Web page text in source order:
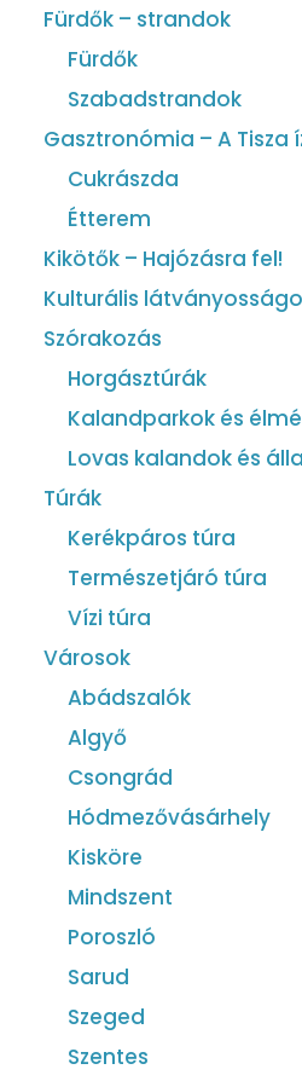
Fürdők – strandok
Fürdők
Szabadstrandok
Gasztronómia – A Tisza
Cukrászda
Étterem
Kikötők – Hajózásra fel!
Kulturális
Szórakozás
Horgásztúrák
Kalandparkok és
Lovas kalandok és
Túrák
Kerékpáros túra
Természetjáró túra
Vízi túra
Városok
Abádszalók
Algyő
Csongrád
Hódmezővásárhely
Kisköre
Mindszent
Poroszló
Sarud
Szeged
Szentes